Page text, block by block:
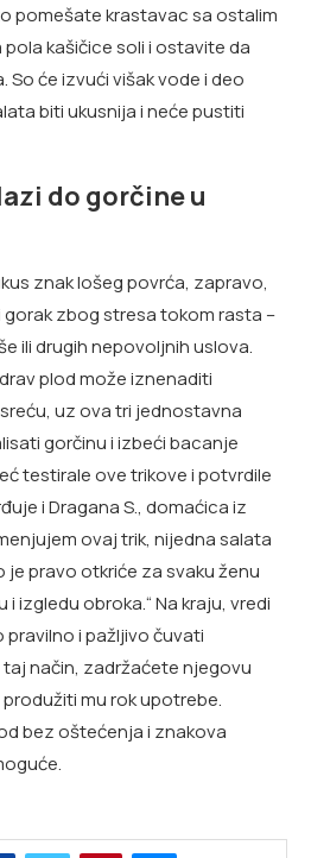
pomešate krastavac sa ostalim
kašičice soli i ostavite da
će izvući višak vode i deo
biti ukusnija i neće pustiti
do gorčine u
znak lošeg povrća, zapravo,
zbog stresa tokom rasta –
ili drugih nepovoljnih uslova.
plod može iznenaditi
uz ova tri jednostavna
gorčinu i izbeći bacanje
testirale ove trikove i potvrdile
i Dragana S., domaćica iz
ovaj trik, nijedna salata
je pravo otkriće za svaku ženu
izgledu obroka.“ Na kraju, vredi
i pažljivo čuvati
taj način, zadržaćete njegovu
mu rok upotrebe.
bez oštećenja i znakova